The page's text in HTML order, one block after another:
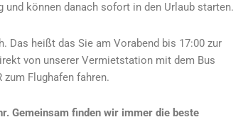
und können danach sofort in den Urlaub starten.
Das heißt das Sie am Vorabend bis 17:00 zur
von unserer Vermietstation mit dem Bus
zum Flughafen fahren.
Gemeinsam finden wir immer die beste